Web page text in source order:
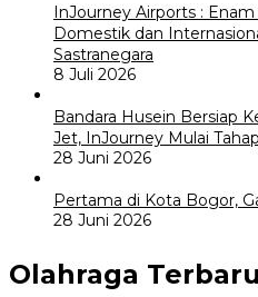
InJourney Airports :
Domestik dan
Sastranegara
8 Juli 2026
Bandara Husein Bersiap
Jet, InJourney Mulai
28 Juni 2026
Pertama di Kota Bogor,
28 Juni 2026
Olahraga Terbaru